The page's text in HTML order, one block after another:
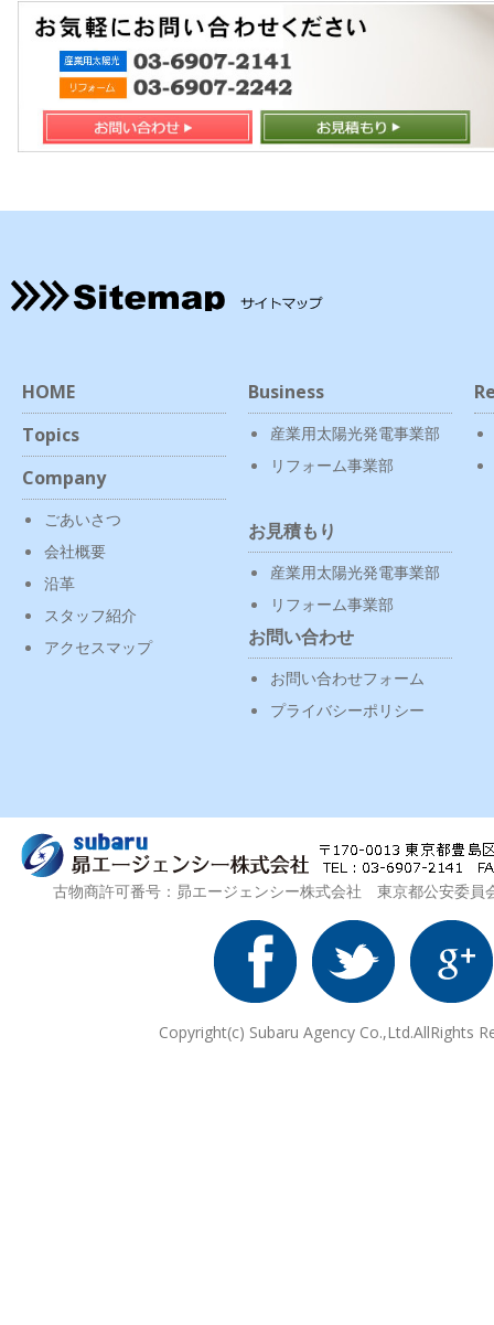
HOME
Topics
Company
ごあいさつ
会社概要
沿革
スタッフ紹介
アクセスマップ
Business
産業用太陽光発電事業部
リフォーム事業部
お見積もり
産業用太陽光発電事業部
リフォーム事業部
お問い合わせ
お問い合わせフォーム
プライバシーポリシー
古物商許可番号：昴エージェンシー株式会社 東京都公安委
Copyright(c) Subaru Agency Co.,Ltd.AllRights